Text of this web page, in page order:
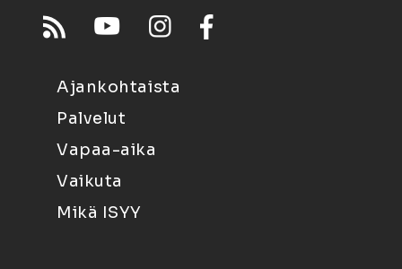
Ajankohtaista
Palvelut
Vapaa-aika
Vaikuta
Mikä ISYY